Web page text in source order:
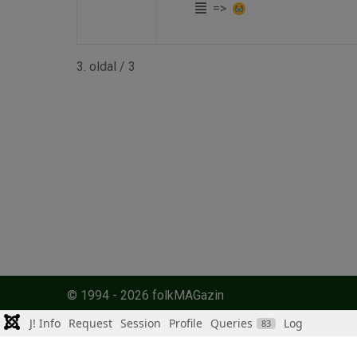
=>
3. oldal / 3
© 1994 - 2026 folkMAGazin
J! Info Request Session Profile Queries 83 Log